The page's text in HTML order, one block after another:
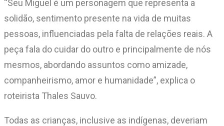
“Seu Miguel é um personagem que representa a
solidão, sentimento presente na vida de muitas
pessoas, influenciadas pela falta de relações reais. A
peça fala do cuidar do outro e principalmente de nós
mesmos, abordando assuntos como amizade,
companheirismo, amor e humanidade”, explica o
roteirista Thales Sauvo.
Todas as crianças, inclusive as indígenas, deveriam